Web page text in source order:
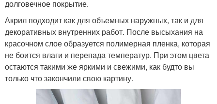
долговечное покрытие.
Акрил подходит как для объемных наружных, так и для
декоративных внутренних работ. После высыхания на
красочном слое образуется полимерная пленка, которая
не боится влаги и перепада температур. При этом цвета
остаются такими же яркими и свежими, как будто вы
только что закончили свою картину.